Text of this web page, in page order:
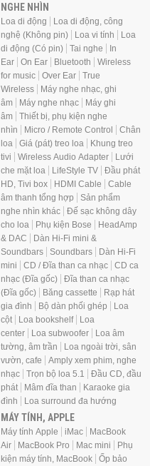
NGHE NHÌN
Loa di động
Loa di động, công
nghệ (Không pin)
Loa vi tính
Loa
di động (Có pin)
Tai nghe
In
Ear
On Ear Bluetooth
Wireless
for music
Over Ear
True
Wireless
Máy nghe nhạc, ghi
âm
Máy nghe nhạc
Máy ghi
âm
Thiết bị, phụ kiện nghe
nhìn
Micro / Remote Control
Chân
loa
Giá (pát) treo loa
Khung treo
tivi
Wireless Audio Adapter
Lưới
che mặt loa
LifeStyle TV
Đầu phát
HD, Tivi box
HDMI Cable
Cable
âm thanh tổng hợp
Sản phẩm
nghe nhìn khác
Đế sạc không dây
cho loa
Phụ kiện Bose
HeadAmp
& DAC
Dàn Hi-Fi mini &
Soundbars
Soundbars
Dàn Hi-Fi
mini
CD / Đĩa than ca nhạc
CD ca
nhạc (Đĩa gốc)
Đĩa than ca nhạc
(Đĩa gốc)
Băng cassette
Rạp hát
gia đình
Bộ dàn phối ghép
Loa
cột
Loa bookshelf
Loa
center
Loa subwoofer
Loa âm
tường, âm trần
Loa ngoài trời, sân
vườn, cafe
Amply xem phim, nghe
nhạc
Trọn bộ loa 5.1
Đầu CD, đầu
phát
Mâm đĩa than
Karaoke gia
đình
Loa surround đa hướng
MÁY TÍNH, APPLE
Máy tính Apple iMac
MacBook
Air
MacBook Pro Mac mini
Phụ
kiện máy tính, MacBook
Ốp bảo